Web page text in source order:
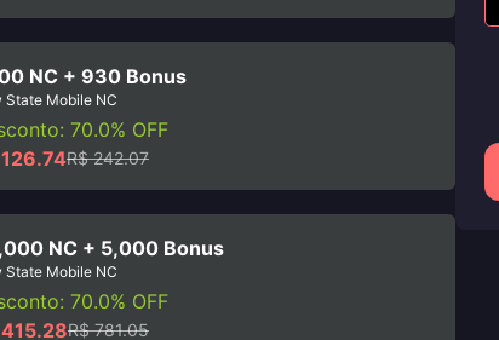
NC + 930 Bonus
State Mobile NC
70.0% OFF
R$ 242.07
NC + 5,000 Bonus
State Mobile NC
70.0% OFF
R$ 781.05